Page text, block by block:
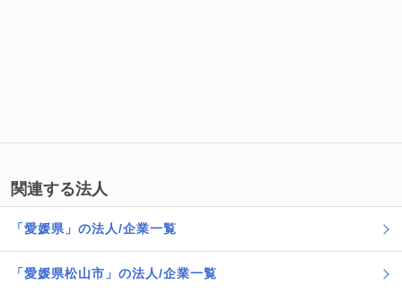
関連する法人
「愛媛県」の法人/企業一覧
「愛媛県松山市」の法人/企業一覧